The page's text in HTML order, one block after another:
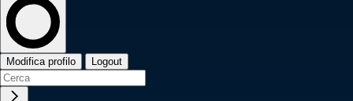
Modifica profilo Logout